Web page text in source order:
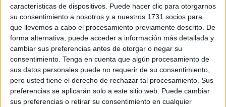
características de dispositivos. Puede hacer clic para otorgarnos
su consentimiento a nosotros y a nuestros 1731 socios para
que llevemos a cabo el procesamiento previamente descrito. De
forma alternativa, puede acceder a información más detallada y
cambiar sus preferencias antes de otorgar o negar su
consentimiento. Tenga en cuenta que algún procesamiento de
sus datos personales puede no requerir de su consentimiento,
pero usted tiene el derecho de rechazar tal procesamiento. Sus
preferencias se aplicarán solo a este sitio web. Puede cambiar
sus preferencias o retirar su consentimiento en cualquier
Su familia pide ayuda para encontrarlo ya que hace cuatro
días que no saben nada de él.
Como ha explicado su hermana a este periódico, nadie
conoce su paradero desde que, en mitad de la noche, se
separó de sus amigos en el mar. Su teléfono móvil
tampoco da señal. La familia todavía alberga esperanzas
de que siga con vida a pesar de que laruta marítima de